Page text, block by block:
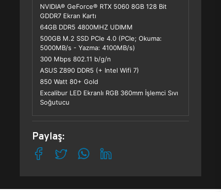
NVIDIA® GeForce® RTX 5060 8GB 128 Bit
GDDR7 Ekran Kartı
64GB DDR5 4800MHZ UDIMM
500GB M.2 SSD PCle 4.0 (PCle; Okuma:
5000MB/s - Yazma: 4100MB/s)
300 Mbps 802.11 b/g/n
ASUS Z890 DDR5 (+ Intel Wifi 7)
850 Watt 80+ Gold
Excalibur LED Ekranlı RGB 360mm İşlemci Sıvı
Soğutucu
Paylaş: